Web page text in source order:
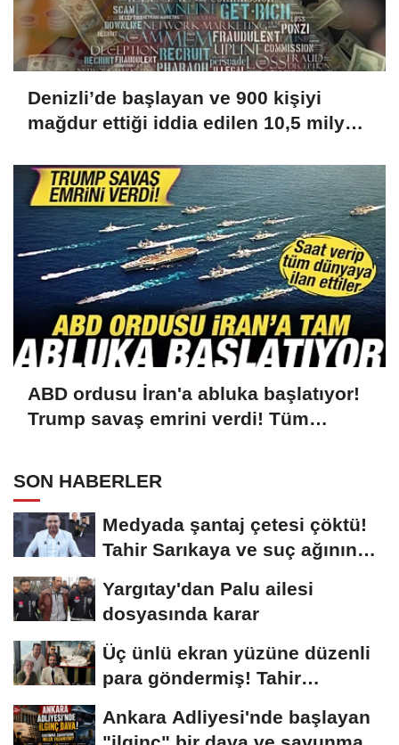
Denizli’de başlayan ve 900 kişiyi
mağdur ettiği iddia edilen 10,5 milyar
çözüldü
ABD ordusu İran'a abluka başlatıyor!
Trump savaş emrini verdi! Tüm
SON HABERLER
Medyada şantaj çetesi çöktü!
Tahir Sarıkaya ve suç ağının
Yargıtay'dan Palu ailesi
dosyasında karar
Üç ünlü ekran yüzüne düzenli
para göndermiş! Tahir
Ankara Adliyesi'nde başlayan